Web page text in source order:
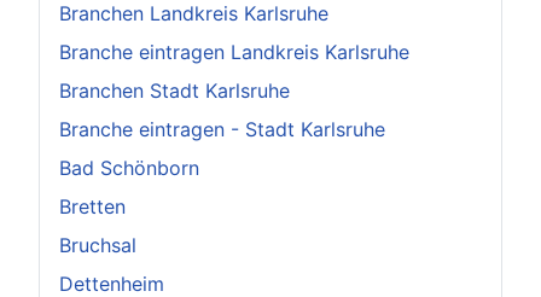
Branchen Landkreis Karlsruhe
Branche eintragen Landkreis Karlsruhe
Branchen Stadt Karlsruhe
Branche eintragen - Stadt Karlsruhe
Bad Schönborn
Bretten
Bruchsal
Dettenheim